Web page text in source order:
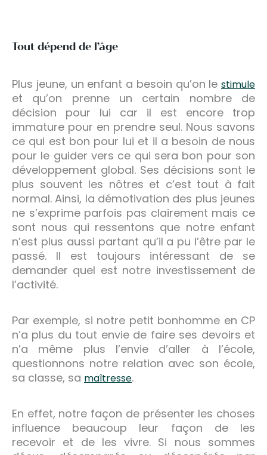
Tout dépend de l’âge
Plus jeune, un enfant a besoin qu’on le stimule
et qu’on prenne un certain nombre de
décision pour lui car il est encore trop
immature pour en prendre seul. Nous savons
ce qui est bon pour lui et il a besoin de nous
pour le guider vers ce qui sera bon pour son
développement global. Ses décisions sont le
plus souvent les nôtres et c’est tout à fait
normal. Ainsi, la démotivation des plus jeunes
ne s’exprime parfois pas clairement mais ce
sont nous qui ressentons que notre enfant
n’est plus aussi partant qu’il a pu l’être par le
passé. Il est toujours intéressant de se
demander quel est notre investissement de
l’activité.
Par exemple, si notre petit bonhomme en CP
n’a plus du tout envie de faire ses devoirs et
n’a même plus l’envie d’aller à l’école,
questionnons notre relation avec son école,
sa classe, sa maîtresse.
En effet, notre façon de présenter les choses
influence beaucoup leur façon de les
recevoir et de les vivre. Si nous sommes